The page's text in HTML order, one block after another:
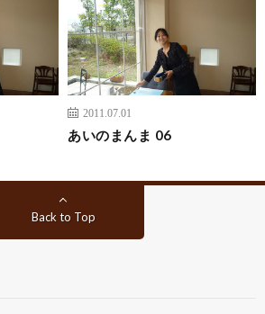
2011.07.01
あいのまんま 06
Back to Top